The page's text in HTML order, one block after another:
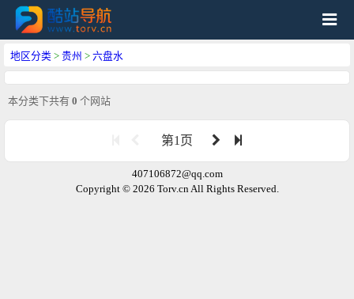
地区分类 > 贵州 > 六盘水
本分类下共有 0 个网站
第1页
407106872@qq.com
Copyright © 2026 Torv.cn All Rights Reserved.